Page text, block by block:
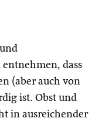
dass
(aber auch von
ist. Obst und
in ausreichender